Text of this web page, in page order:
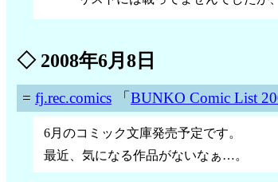
◇2008年6月8日
= fj.rec.comics「BUNKO Comic List
6月のコミック文庫発売予定です。
最近、気になる作品がないなぁ…。